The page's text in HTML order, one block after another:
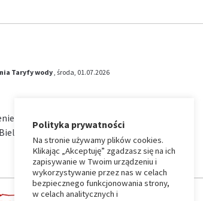
Taryfy wody, środa, 01.07.2026
w wodę i zbiorowe
Podlaski na okres od …
Polityka prywatności
Na stronie używamy plików cookies.
Klikając „Akceptuję” zgadzasz się na ich
zapisywanie w Twoim urządzeniu i
wykorzystywanie przez nas w celach
bezpiecznego funkcjonowania strony,
w celach analitycznych i